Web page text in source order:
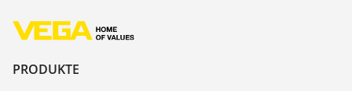
PRODUKTE